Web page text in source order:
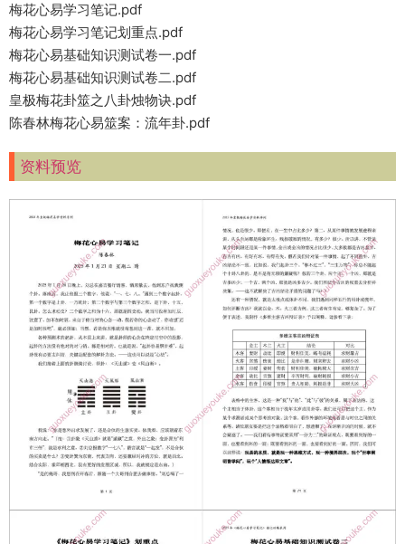
梅花心易学习笔记.pdf
梅花心易学习笔记划重点.pdf
梅花心易基础知识测试卷一.pdf
梅花心易基础知识测试卷二.pdf
皇极梅花卦筮之八卦烛物诀.pdf
陈春林梅花心易筮案：流年卦.pdf
资料预览